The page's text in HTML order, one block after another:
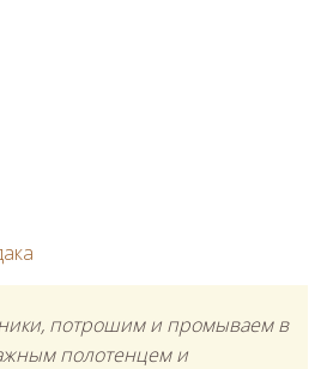
потрошим и промываем в
полотенцем и